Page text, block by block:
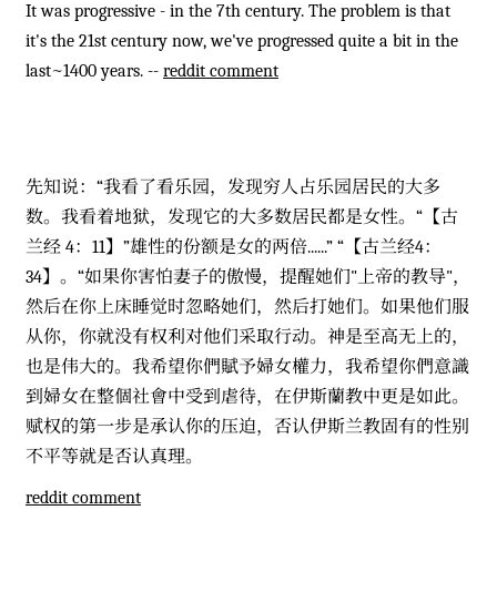
It was progressive - in the 7th century. The problem is that
it's the 21st century now, we've progressed quite a bit in the
last~1400 years. -- reddit comment
先知说：“我看了看乐园，发现穷人占乐园居民的大多
数。我看着地狱，发现它的大多数居民都是女性。“【古
兰经 4：11】”雄性的份额是女的两倍......” “【古兰经4：
34】。“如果你害怕妻子的傲慢，提醒她们"上帝的教导"，
然后在你上床睡觉时忽略她们，然后打她们。如果他们服
从你，你就没有权利对他们采取行动。神是至高无上的，
也是伟大的。我希望你們賦予婦女權力，我希望你們意識
到婦女在整個社會中受到虐待，在伊斯蘭教中更是如此。
赋权的第一步是承认你的压迫，否认伊斯兰教固有的性别
不平等就是否认真理。
reddit comment